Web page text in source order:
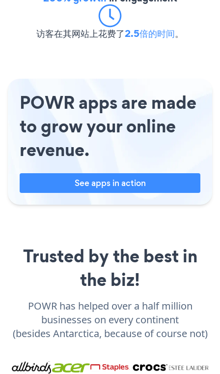
访客在其网站上花费了2.5倍的时间。
POWR apps are made
to grow your online
revenue.
See apps in action
Trusted by the best in
the biz!
POWR has helped over a half million
businesses on every continent
(besides Antarctica, because of course not)